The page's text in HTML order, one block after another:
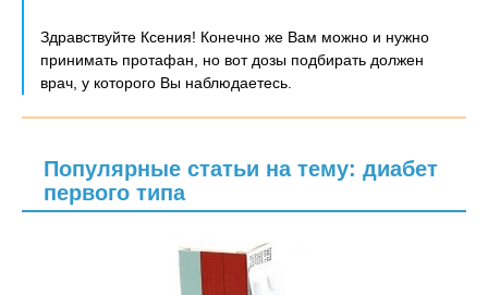
Здравствуйте Ксения! Конечно же Вам можно и нужно
принимать протафан, но вот дозы подбирать должен
врач, у которого Вы наблюдаетесь.
Популярные статьи на тему: диабет
первого типа